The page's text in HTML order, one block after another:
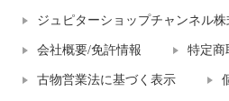
ジュピターショップチャンネル
会社概要/免許情報 特定商
古物営業法に基づく表示